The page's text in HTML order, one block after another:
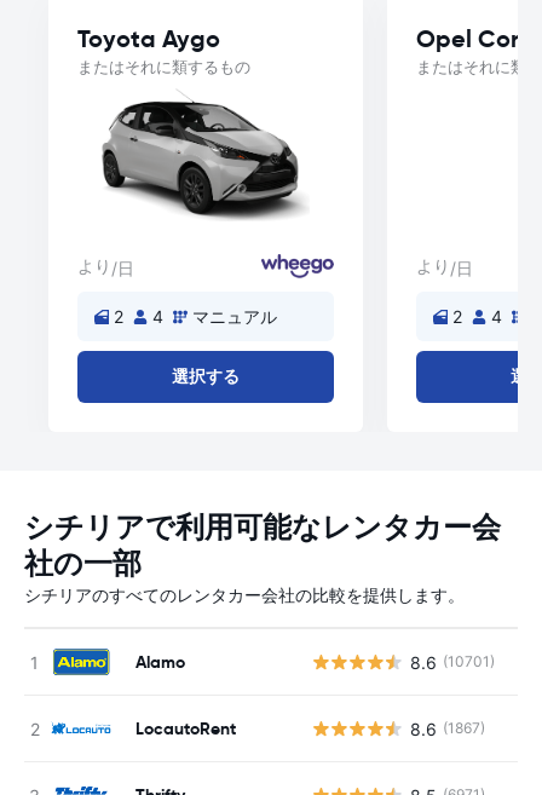
Toyota Aygo
またはそれに類するもの
より /日
2 4 マニュアル
選択する
Opel
またはそれに類
より /日
2 4
選
シチリアで利用可能なレンタカー会
社の一部
シチリアのすべてのレンタカー会社の比較を提供します。
Alamo 8.6 (10701)
LocautoRent 8.6 (1867)